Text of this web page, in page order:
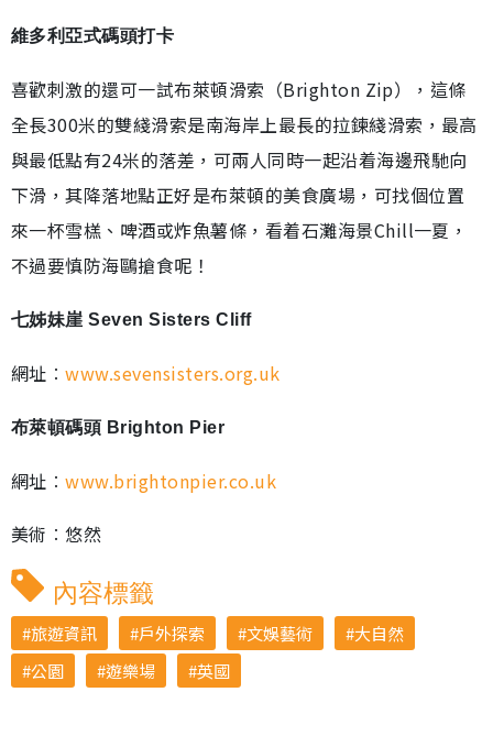
維多利亞式碼頭打卡
喜歡刺激的還可一試布萊頓滑索（Brighton Zip），這條
全長300米的雙綫滑索是南海岸上最長的拉鍊綫滑索，最高
與最低點有24米的落差，可兩人同時一起沿着海邊飛馳向
下滑，其降落地點正好是布萊頓的美食廣場，可找個位置
來一杯雪榚、啤酒或炸魚薯條，看着石灘海景Chill一夏，
不過要慎防海鷗搶食呢！
七姊妹崖 Seven Sisters Cliff
網址︰www.sevensisters.org.uk
布萊頓碼頭 Brighton Pier
網址︰www.brightonpier.co.uk
美術︰悠然
內容標籤
旅遊資訊 戶外探索 文娛藝術
大自然
公園
遊樂場 英國